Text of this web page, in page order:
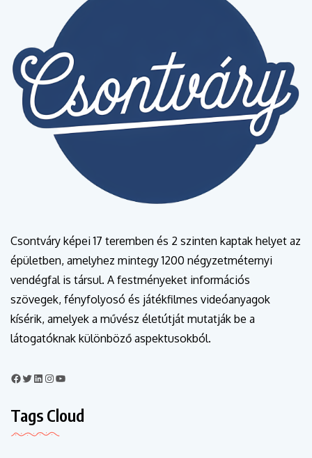
Csontváry képei 17 teremben és 2 szinten kaptak helyet az
épületben, amelyhez mintegy 1200 négyzetméternyi
vendégfal is társul. A festményeket információs
szövegek, fényfolyosó és játékfilmes videóanyagok
kísérik, amelyek a művész életútját mutatják be a
látogatóknak különböző aspektusokból.
Tags Cloud